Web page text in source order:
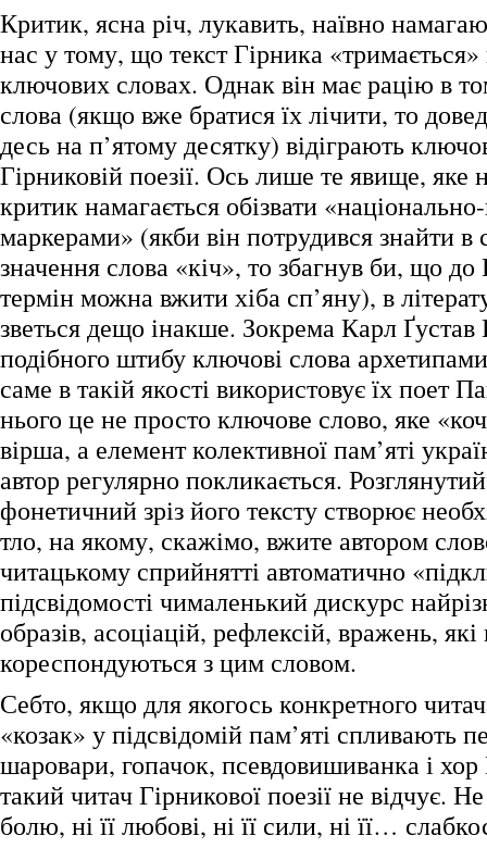
Критик, ясна річ, лукавить, наївно
нас у тому, що текст Гірника
ключових словах. Однак він має рацію в
слова (якщо вже братися їх лічити, то
десь на п’ятому десятку) відіграють
Гірниковій поезії. Ось лише те явище, яке
критик намагається обізвати
маркерами» (якби він потрудився знайти в
значення слова «кіч», то збагнув би, що до
термін можна вжити хіба сп’яну), в
зветься дещо інакше. Зокрема Карл
подібного штибу ключові слова
саме в такій якості використовує їх поет
нього це не просто ключове слово, яке
вірша, а елемент колективної пам’яті
автор регулярно покликається.
фонетичний зріз його тексту створює
тло, на якому, скажімо, вжите автором
читацькому сприйнятті автоматично
підсвідомості чималенький дискурс
образів, асоціацій, рефлексій, вражень,
кореспондуються з цим словом.
Себто, якщо для якогось конкретного
«козак» у підсвідомій пам’яті спливають
шаровари, гопачок, псевдовишиванка і
такий читач Гірникової поезії не відчує. Не
болю, ні її любові, ні її сили, ні її…